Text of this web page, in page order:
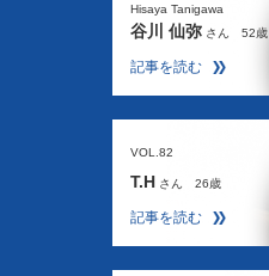
Hisaya Tanigawa
谷川 仙弥 さん 52歳
記事を読む
VOL.82
T.H さん 26歳
記事を読む